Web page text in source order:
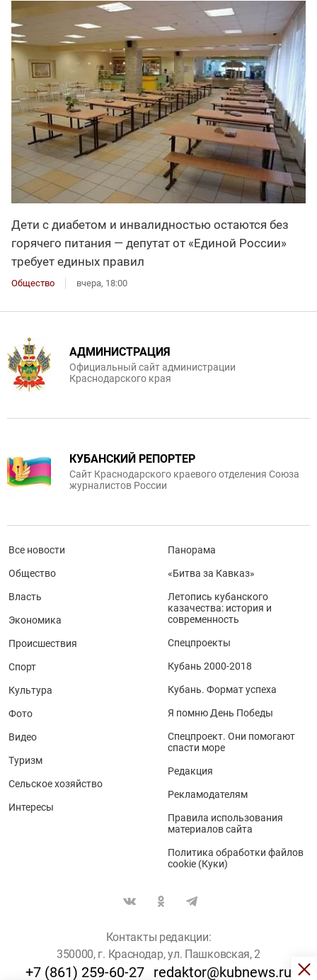
Дети с диабетом и инвалидностью остаются без
горячего питания — депутат от «Единой России»
требует единых правил
Общество вчера, 18:00
АДМИНИСТРАЦИЯ
Официальный сайт администрации
Краснодарского края
КУБАНСКИЙ РЕПОРТЕР
Сайт Краснодарского краевого отделения Союза
журналистов России
Все новости
Общество
Власть
Экономика
Происшествия
Спорт
Культура
Фото
Видео
Туризм
Сельское хозяйство
Интересы
Панорама
«Битва за Кавказ»
Летопись кубанского
казачества: история и
современность
Спецпроекты
Кубань 2000-2018
Кубань. Формат успеха
Я помню День Победы
Спецпроект. Они помогают
спасти море
Редакция
Рекламодателям
Правила использования
материалов сайта
Политика обработки файлов
cookie (Куки)
Контакты редакции:
350000, г. Краснодар, ул. Пашковская, 2
+7 (861) 259-60-27 redaktor@kubnews.ru